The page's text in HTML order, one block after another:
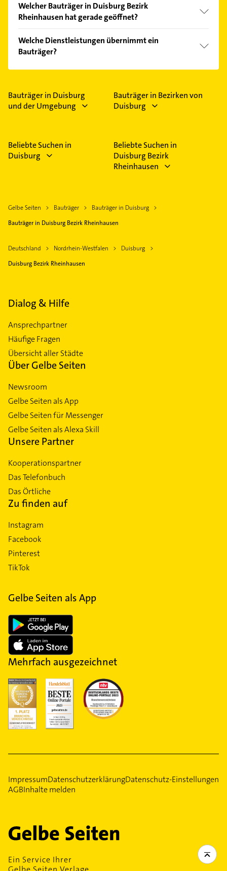
Welcher Bauträger in Duisburg Bezirk
Rheinhausen hat gerade geöffnet?
Bitte beachten Sie, dass diese an Sonn- und
Feiertagen abweichen können.
Welche Dienstleistungen übernimmt ein
Bauträger?
Folgende Leistungen werden angeboten:
Umbauarbeiten.
Bauträger in Duisburg
und der Umgebung
Bauträger in Bezirken von
Duisburg
Beliebte Suchen in
Duisburg
Beliebte Suchen in
Duisburg Bezirk
Rheinhausen
Gelbe Seiten Bauträger
Bauträger in Duisburg
Bauträger in Duisburg Bezirk Rheinhausen
Deutschland Nordrhein-Westfalen
Duisburg
Duisburg Bezirk Rheinhausen
Dialog & Hilfe
Ansprechpartner
Häufige Fragen
Übersicht aller Städte
Über Gelbe Seiten
Newsroom
Gelbe Seiten als App
Gelbe Seiten für Messenger
Gelbe Seiten als Alexa Skill
Unsere Partner
Kooperationspartner
Das Telefonbuch
Das Örtliche
Zu finden auf
Instagram
Facebook
Pinterest
TikTok
Gelbe Seiten als App
Mehrfach ausgezeichnet
ImpressumDatenschutzerklärungDatenschutz-Einstellungen
AGBInhalte melden
Ein Service Ihrer